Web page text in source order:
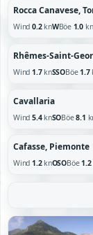
Rocca Canavese,
Wind 0.2knWBöe 1.0 kn
Rhêmes-Saint-
Wind 1.7knSSOBöe1.7
Cavallaria
Wind 5.4knSOBöe8.1
Cafasse, Piemonte
Wind 1.2knOSOBöe1.2